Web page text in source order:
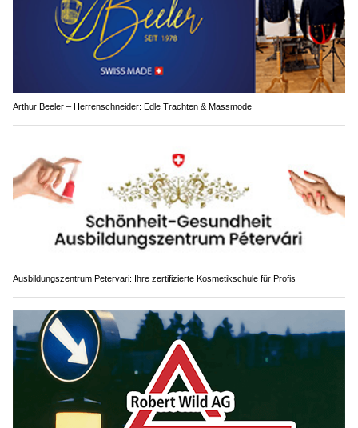
Arthur Beeler – Herrenschneider: Edle Trachten & Massmode
Ausbildungszentrum Petervari: Ihre zertifizierte Kosmetikschule für Profis